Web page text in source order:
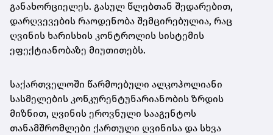
განახორციელეს. გასულ წლებთან შედარებით,
დარღვევების რაოდენობა შემცირებულია, რაც
ღვინის ხარისხის კონტროლის სისტემის
ეფექტიანობაზე მიუთითებს.
საქართველოში წარმოებული ალკოჰოლიანი
სასმელების კონკურენტუნარიანობის ზრდის
მიზნით, ღვინის ეროვნული სააგენტოს
თანამშრომლები ქართული ღვინისა და სხვა